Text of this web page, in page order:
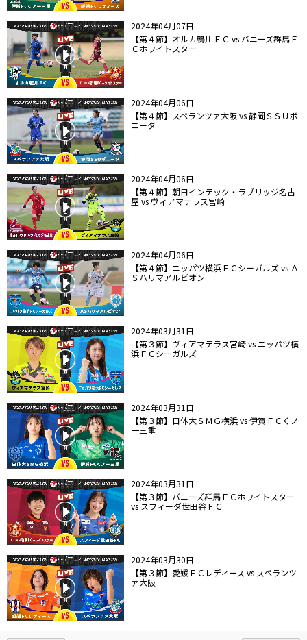
2024年04月07日
【第４節】オルカ鴨川ＦＣ vs バニーズ群馬Ｆ
Ｃホワイトスター
2024年04月06日
【第４節】スペランツァ大阪 vs 静岡ＳＳＵボ
ニータ
2024年04月06日
【第４節】朝日インテック・ラブリッジ名古
屋 vs ヴィアマテラス宮崎
2024年04月06日
【第４節】ニッパツ横浜ＦＣシーガルズ vs Ａ
Ｓハリマアルビオン
2024年03月31日
【第３節】ヴィアマテラス宮崎 vs ニッパツ横
浜ＦＣシーガルズ
2024年03月31日
【第３節】日体大ＳＭＧ横浜 vs 伊賀ＦＣくノ
一三重
2024年03月31日
【第３節】バニーズ群馬ＦＣホワイトスター
vs スフィーダ世田谷ＦＣ
2024年03月30日
【第３節】愛媛ＦＣレディース vs スペランツ
ァ大阪